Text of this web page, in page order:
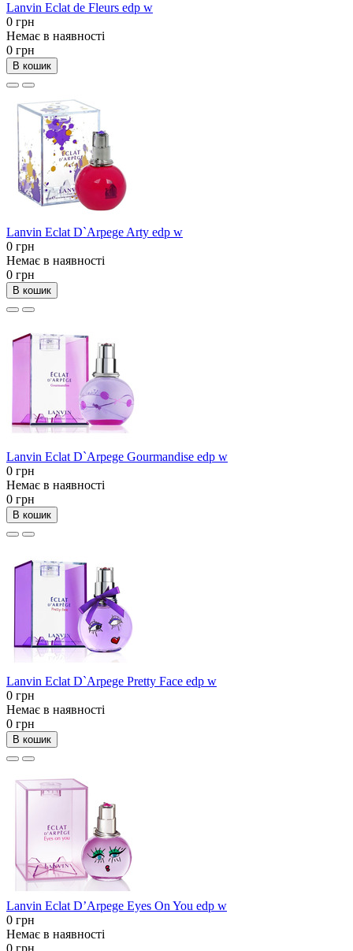
Lanvin Eclat de Fleurs edp w
0 грн
Немає в наявності
0 грн
В кошик
Lanvin Eclat D`Arpege Arty edp w
0 грн
Немає в наявності
0 грн
В кошик
Lanvin Eclat D`Arpege Gourmandise edp w
0 грн
Немає в наявності
0 грн
В кошик
Lanvin Eclat D`Arpege Pretty Face edp w
0 грн
Немає в наявності
0 грн
В кошик
Lanvin Eclat D’Arpege Eyes On You edp w
0 грн
Немає в наявності